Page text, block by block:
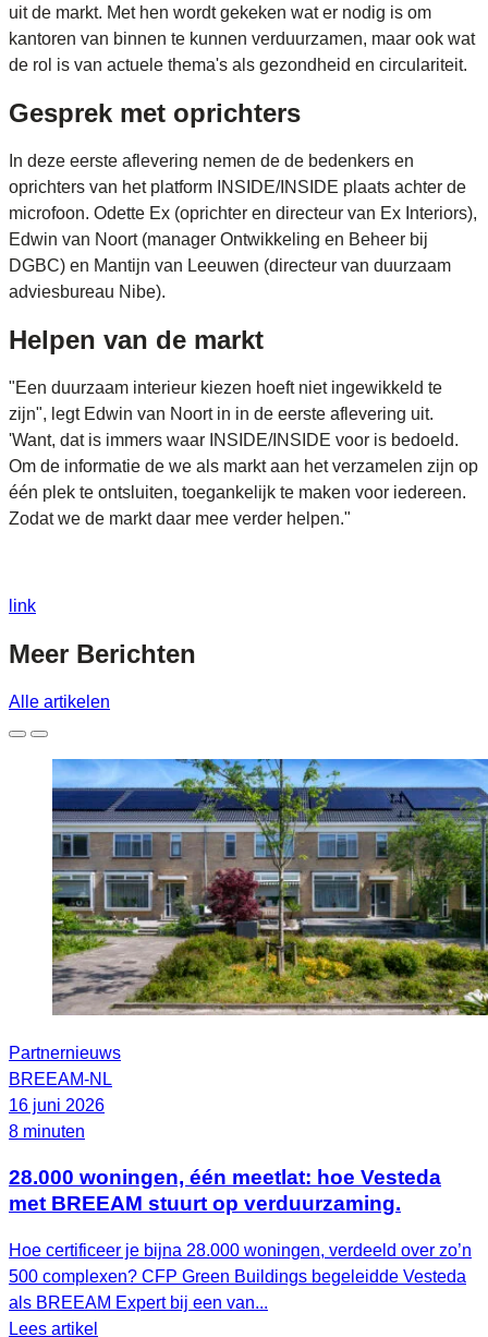
uit de markt. Met hen wordt gekeken wat er nodig is om
kantoren van binnen te kunnen verduurzamen, maar ook wat
de rol is van actuele thema's als gezondheid en circulariteit.
Gesprek met oprichters
In deze eerste aflevering nemen de de bedenkers en
oprichters van het platform INSIDE/INSIDE plaats achter de
microfoon. Odette Ex (oprichter en directeur van Ex Interiors),
Edwin van Noort (manager Ontwikkeling en Beheer bij
DGBC) en Mantijn van Leeuwen (directeur van duurzaam
adviesbureau Nibe).
Helpen van de markt
"Een duurzaam interieur kiezen hoeft niet ingewikkeld te
zijn", legt Edwin van Noort in in de eerste aflevering uit.
'Want, dat is immers waar INSIDE/INSIDE voor is bedoeld.
Om de informatie de we als markt aan het verzamelen zijn op
één plek te ontsluiten, toegankelijk te maken voor iedereen.
Zodat we de markt daar mee verder helpen."
link
Meer Berichten
Alle artikelen
Partnernieuws
BREEAM-NL
16 juni 2026
8 minuten
28.000 woningen, één meetlat: hoe Vesteda
met BREEAM stuurt op verduurzaming.
Hoe certificeer je bijna 28.000 woningen, verdeeld over zo’n
500 complexen? CFP Green Buildings begeleidde Vesteda
als BREEAM Expert bij een van...
Lees artikel